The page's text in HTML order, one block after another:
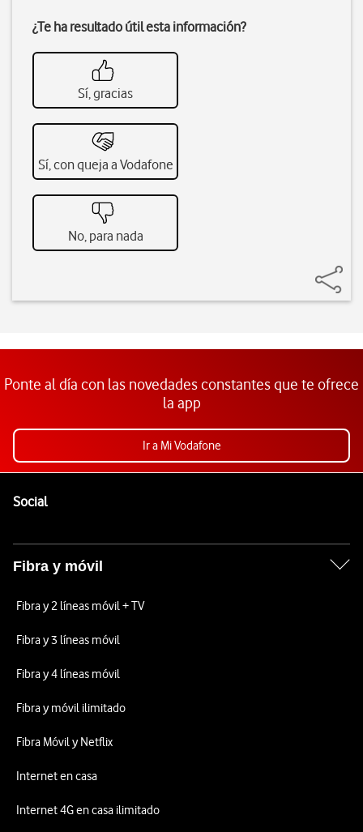
¿Te ha resultado útil esta información?
Sí, gracias
Sí, con queja a Vodafone
No, para nada
Ponte al día con las novedades constantes que te ofrece
la app
Ir a Mi Vodafone
SocialEnlaces a las redes sociales de Vodafone
Fibra y móvil
Fibra y 2 líneas móvil + TV
Fibra y 3 líneas móvil
Fibra y 4 líneas móvil
Fibra y móvil ilimitado
Fibra Móvil y Netflix
Internet en casa
Internet 4G en casa ilimitado